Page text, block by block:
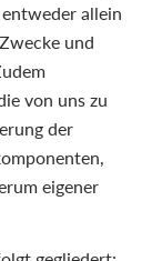
allein
und
von uns zu
der
eigener